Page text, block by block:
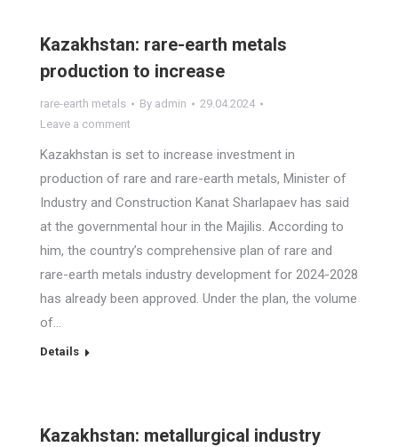
Kazakhstan: rare-earth metals
production to increase
rare-earth metals By admin
29.04.2024
Leave a comment
Kazakhstan is set to increase investment in
production of rare and rare-earth metals, Minister of
Industry and Construction Kanat Sharlapaev has said
at the governmental hour in the Majilis. According to
him, the country’s comprehensive plan of rare and
rare-earth metals industry development for 2024-2028
has already been approved. Under the plan, the volume
of…
Details
Kazakhstan: metallurgical industry